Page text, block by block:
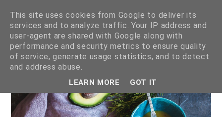
pokazywanie postów oznaczonych etykietą
This site uses cookies from Google to deliver its
services and to analyze traffic. Your IP address and
user-agent are shared with Google along with
performance and security metrics to ensure quality
of service, generate usage statistics, and to detect
and address abuse.
LEARN MORE GOT IT